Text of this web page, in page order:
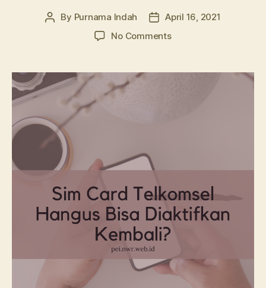
Post
By Purnama Indah
PostApril 16, 2021
No Commentson
Telkomsel